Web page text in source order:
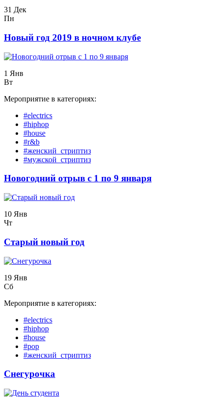
31 Дек
Пн
Новый год 2019 в ночном клубе
1 Янв
Вт
Мероприятие в категориях:
#electrics
#hiphop
#house
#r&b
#женский_стриптиз
#мужской_стриптиз
Новогодний отрыв с 1 по 9 января
10 Янв
Чт
Старый новый год
19 Янв
Сб
Мероприятие в категориях:
#electrics
#hiphop
#house
#pop
#женский_стриптиз
Снегурочка